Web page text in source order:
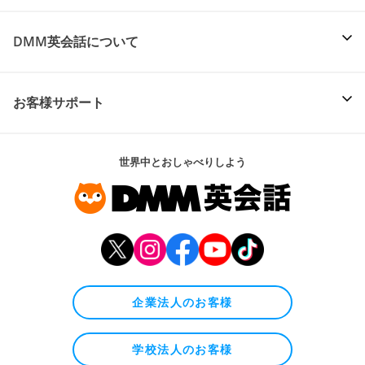
DMM英会話について
お客様サポート
世界中とおしゃべりしよう
企業法人のお客様
学校法人のお客様